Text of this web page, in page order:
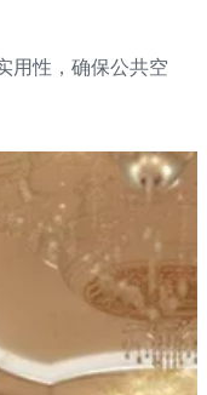
用性，确保公共空